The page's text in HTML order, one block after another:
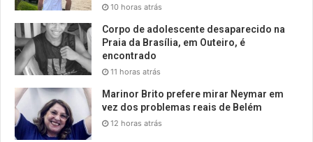
10 horas atrás
Corpo de adolescente desaparecido na
Praia da Brasília, em Outeiro, é
encontrado
11 horas atrás
Marinor Brito prefere mirar Neymar em
vez dos problemas reais de Belém
12 horas atrás